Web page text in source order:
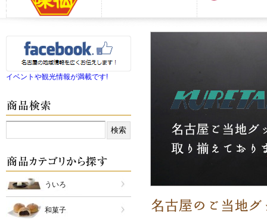
イベントや観光情報が満載です!
ういろ
和菓子